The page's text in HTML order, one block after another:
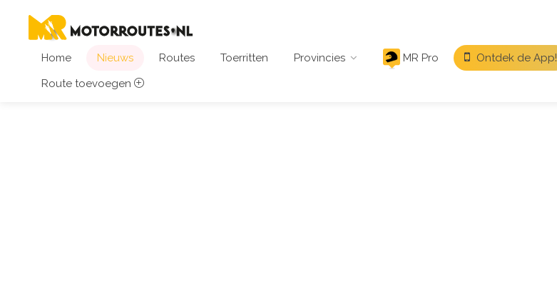
Home Nieuws Routes Toerritten Provincies MR Pro
Ontdek de App!
Route toevoegen